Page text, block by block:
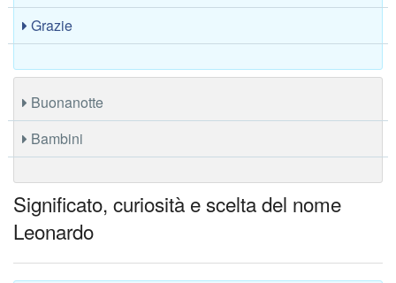
Grazie
Buonanotte
Bambini
Significato, curiosità e scelta del nome
Leonardo